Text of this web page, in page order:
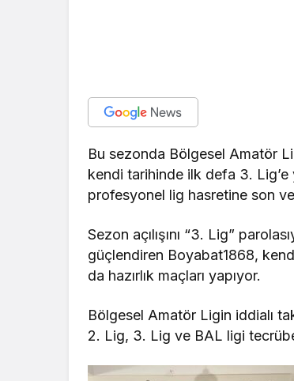
Bu sezonda Bölgesel Amatör
kendi tarihinde ilk defa 3. Lig’e
profesyonel lig hasretine son
Sezon açılışını “3. Lig”
güçlendiren Boyabat1868,
da hazırlık maçları yapıyor.
Bölgesel Amatör Ligin iddialı
2. Lig, 3. Lig ve BAL ligi